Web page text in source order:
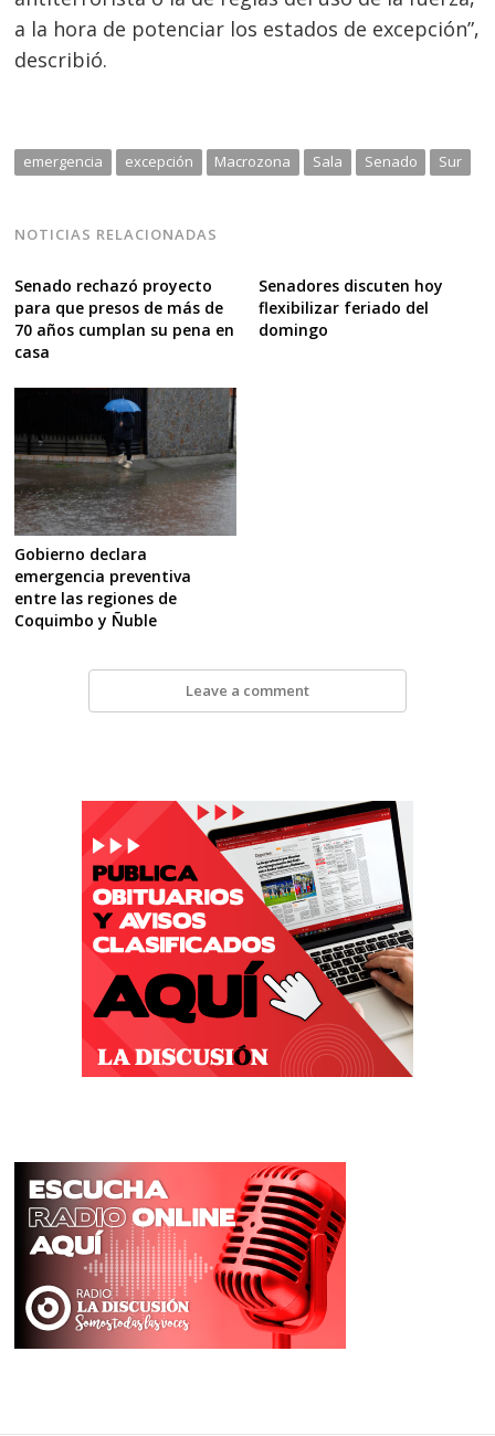
a la hora de potenciar los estados de excepción”,
describió.
emergencia excepción Macrozona Sala Senado Sur
NOTICIAS RELACIONADAS
Senado rechazó proyecto
para que presos de más de
70 años cumplan su pena en
casa
Senadores discuten hoy
flexibilizar feriado del
domingo
Gobierno declara
emergencia preventiva
entre las regiones de
Coquimbo y Ñuble
Leave a comment